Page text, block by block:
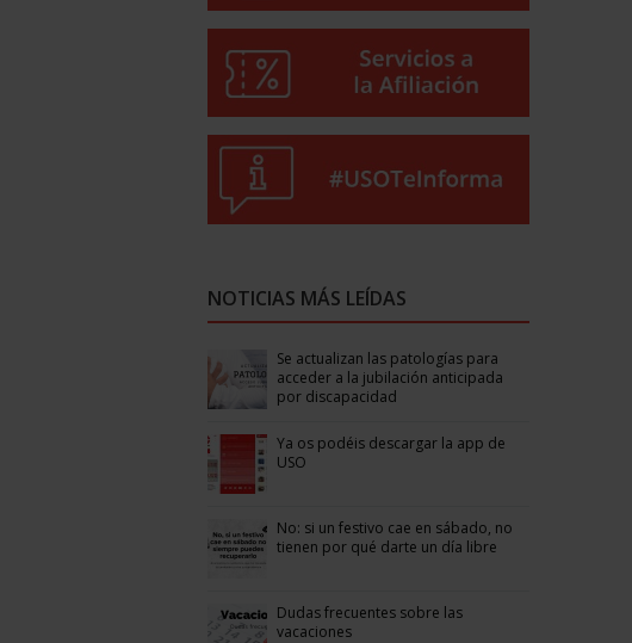
NOTICIAS MÁS LEÍDAS
Se actualizan las patologías para
acceder a la jubilación anticipada
por discapacidad
Ya os podéis descargar la app de
USO
No: si un festivo cae en sábado, no
tienen por qué darte un día libre
Dudas frecuentes sobre las
vacaciones